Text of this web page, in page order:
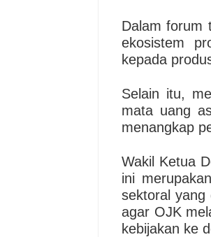
Dalam forum
ekosistem
kepada
Selain itu,
mata uang
menangkap
Wakil Ketua
ini
sektoral yang
agar OJK
kebijakan ke